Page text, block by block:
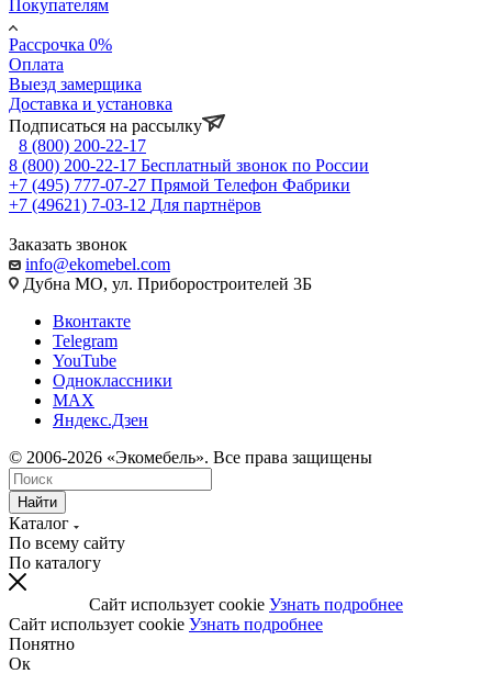
Покупателям
Рассрочка 0%
Оплата
Выезд замерщика
Доставка и установка
Подписаться на рассылку
8 (800) 200-22-17
8 (800) 200-22-17 Бесплатный звонок по России
+7 (495) 777-07-27 Прямой Телефон Фабрики
+7 (49621) 7-03-12 Для партнёров
Заказать звонок
info@ekomebel.com
Дубна МО, ул. Приборостроителей 3Б
Вконтакте
Telegram
YouTube
Одноклассники
MAX
Яндекс.Дзен
© 2006-2026 «Экомебель». Все права защищены
Найти
Каталог
По всему сайту
По каталогу
Сайт использует cookie Узнать подробнее
Сайт использует cookie Узнать подробнее
Понятно
Ок